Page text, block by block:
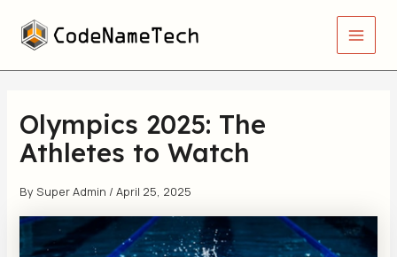
Main
Olympics 2025: The
Athletes to Watch
BySuper Admin /April 25, 2025